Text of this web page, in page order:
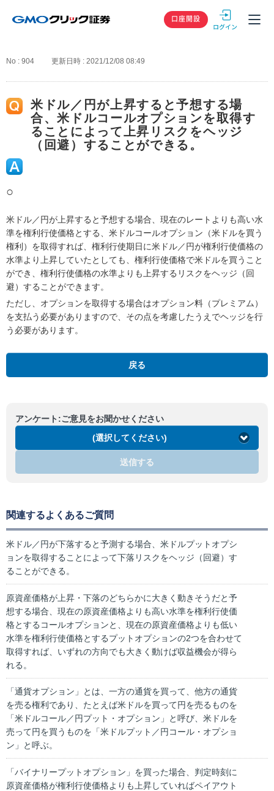
GMOクリック
口座開設
No : 904 更新日時 : 2021/12/08 08:49
米ドル／円が上昇すると予想する場
合、米ドルコールオプションを取得す
ることによって上昇リスクをヘッジ
（回避）することができる。
○
米ドル／円が上昇すると予想する場合、現在のレートよりも高い水
準を権利行使価格とする、米ドルコールオプション（米ドルを買う
権利）を取得すれば、権利行使期日に米ドル／円が権利行使価格の
水準より上昇していたとしても、権利行使価格で米ドルを買うこと
ができ、権利行使価格の水準よりも上昇するリスクをヘッジ（回
避）することができます。
ただし、オプションを取得する場合はオプション料（プレミアム）
を支払う必要がありますので、その点を考慮したうえでヘッジを行
う必要があります。
戻る
アンケート:ご意見をお聞かせください
(選択してください)
送信する
関連するよくあるご質問
米ドル／円が下落すると予測する場合、米ドルプットオプシ
ョンを取得することによって下落リスクをヘッジ（回避）す
ることができる。
原資産価格が上昇・下落のどちらかに大きく動きそうだと予
想する場合、現在の原資産価格よりも高い水準を権利行使価
格とするコールオプションと、現在の原資産価格よりも低い
水準を権利行使価格とするプットオプションの2つを合わせて
取得すれば、いずれの方向でも大きく動けば収益機会が得ら
れる。
「通貨オプション」とは、一方の通貨を買って、他方の通貨
を売る権利であり、たとえば米ドルを買って円を売るものを
「米ドルコール／円プット・オプション」と呼び、米ドルを
売って円を買うものを「米ドルプット／円コール・オプショ
ン」と呼ぶ。
「バイナリープットオプション」を買った場合、判定時刻に
原資産価格が権利行使価格よりも上昇していればペイアウト